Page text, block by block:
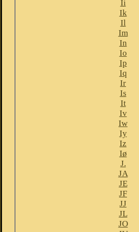
Ii
Ik
Il
Im
In
Io
Ip
Iq
Ir
Is
It
Iv
Iw
Iy
Iz
Iø
J.
JA
JE
JF
JJ
JL
JO